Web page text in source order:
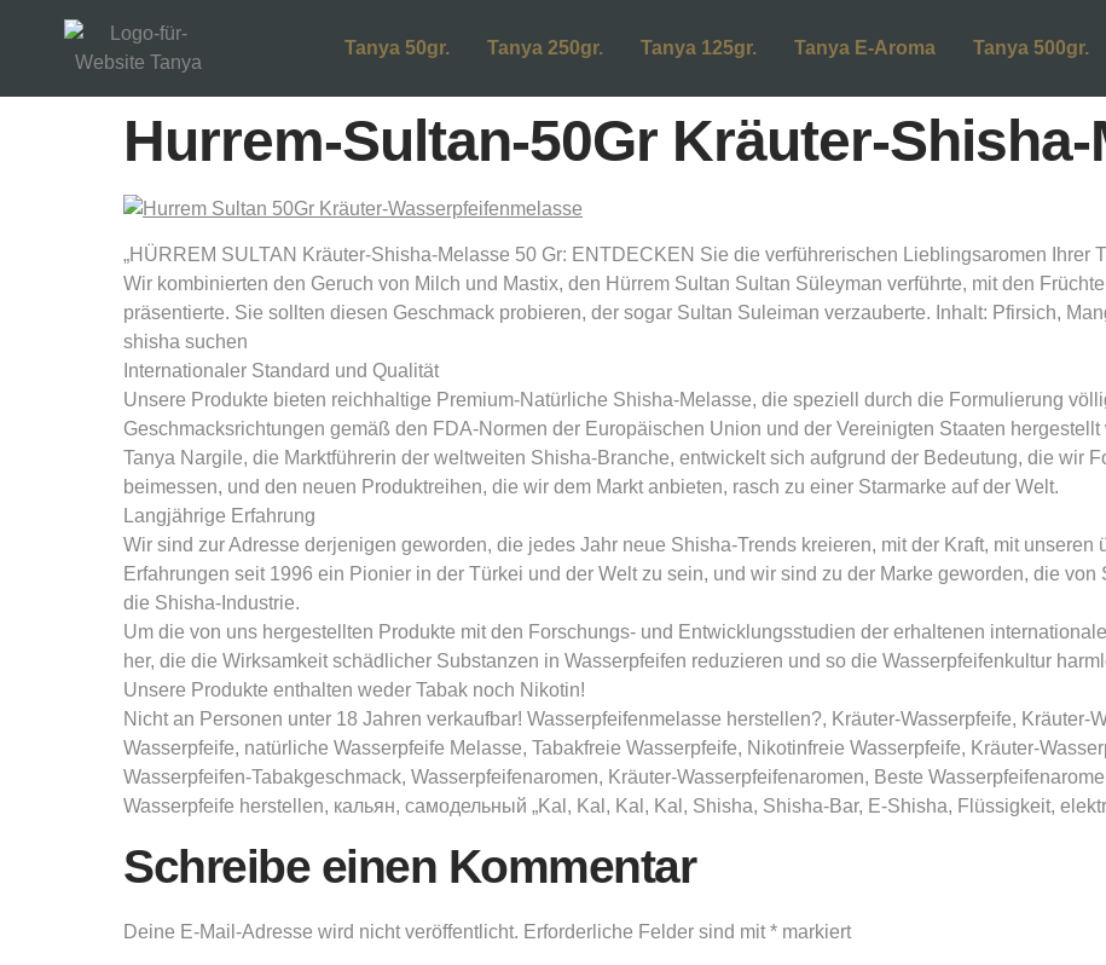
Tanya 50gr. Tanya 250gr. Tanya 125gr. Tanya E-Aroma Tanya 500gr.
Hurrem-Sultan-50Gr Kräuter-Shisha-
„HÜRREM SULTAN Kräuter-Shisha-Melasse 50 Gr: ENTDECKEN Sie die verführerischen Lieblingsaromen Ihrer
Wir kombinierten den Geruch von Milch und Mastix, den Hürrem Sultan Sultan Süleyman verführte, mit den
präsentierte. Sie sollten diesen Geschmack probieren, der sogar Sultan Suleiman verzauberte. Inhalt: Pfirsich,
shisha suchen
Internationaler Standard und Qualität
Unsere Produkte bieten reichhaltige Premium-Natürliche Shisha-Melasse, die speziell durch die Formulierung
Geschmacksrichtungen gemäß den FDA-Normen der Europäischen Union und der Vereinigten Staaten hergestellt
Tanya Nargile, die Marktführerin der weltweiten Shisha-Branche, entwickelt sich aufgrund der Bedeutung, die wir
beimessen, und den neuen Produktreihen, die wir dem Markt anbieten, rasch zu einer Starmarke auf der Welt.
Langjährige Erfahrung
Wir sind zur Adresse derjenigen geworden, die jedes Jahr neue Shisha-Trends kreieren, mit der Kraft, mit
Erfahrungen seit 1996 ein Pionier in der Türkei und der Welt zu sein, und wir sind zu der Marke geworden, die
die Shisha-Industrie.
Um die von uns hergestellten Produkte mit den Forschungs- und Entwicklungsstudien der erhaltenen
her, die die Wirksamkeit schädlicher Substanzen in Wasserpfeifen reduzieren und so die Wasserpfeifenkultur
Unsere Produkte enthalten weder Tabak noch Nikotin!
Nicht an Personen unter 18 Jahren verkaufbar! Wasserpfeifenmelasse herstellen?, Kräuter-Wasserpfeife, Kräuter-
Wasserpfeife, natürliche Wasserpfeife Melasse, Tabakfreie Wasserpfeife, Nikotinfreie Wasserpfeife, Kräuter-
Wasserpfeifen-Tabakgeschmack, Wasserpfeifenaromen, Kräuter-Wasserpfeifenaromen, Beste
Wasserpfeife herstellen, кальян, самодельный „Kal, Kal, Kal, Kal, Shisha, Shisha-Bar, E-Shisha, Flüssigkeit,
Schreibe einen Kommentar
Deine E-Mail-Adresse wird nicht veröffentlicht. Erforderliche Felder sind mit * markiert